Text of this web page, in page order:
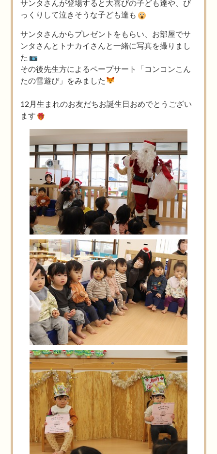
サンタさんが登場すると大喜びの子ども達や、び
っくりして泣きそうな子ども達も
サンタさんからプレゼントをもらい、お部屋でサ
ンタさんとトナカイさんと一緒に写真を撮りまし
た
その後先生方によるペープサート「コンコンこん
たの雪遊び」をみました
12月生まれのお友だちお誕生日おめでとうござい
ます